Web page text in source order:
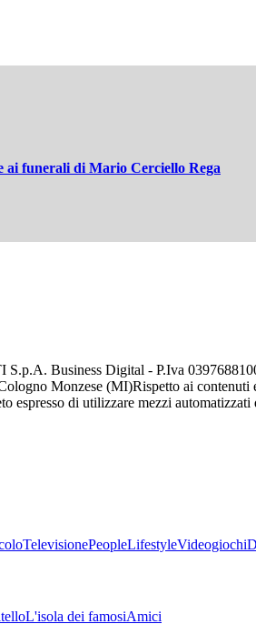
ai funerali di Mario Cerciello Rega
S.p.A. Business Digital - P.Iva
Monzese (MI)Rispetto ai contenuti
espresso di utilizzare mezzi automatizzati
TelevisionePeopleLifestyleVideogiochi
L'isola dei famosiAmici